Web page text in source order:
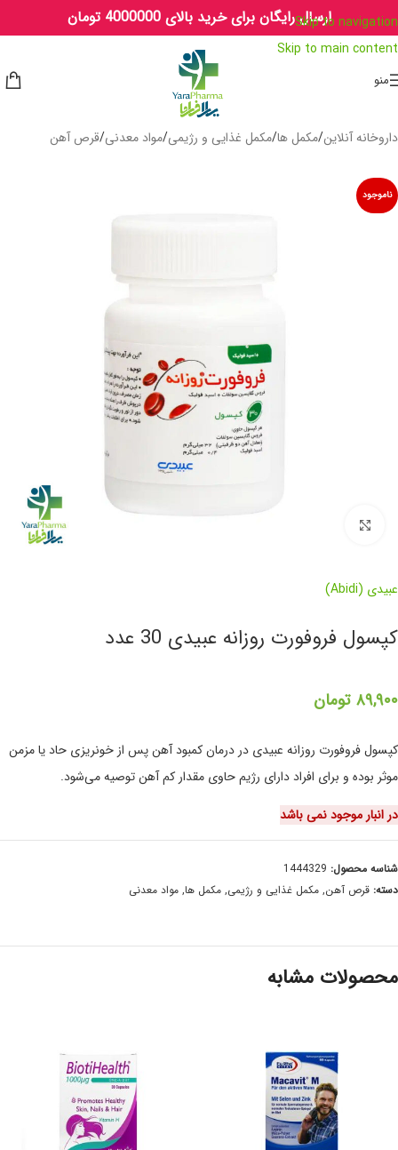
Skip to navigation
Skip to main content
ارسال رایگان برای خرید بالای 4000000 تومان
منو
داروخانه آنلاین/مکمل ها/مکمل غذایی و رژیمی/مواد معدنی/قرص آهن
ناموجود
عبیدی (Abidi)
کپسول فروفورت روزانه عبیدی 30 عدد
۸۹,۹۰۰ تومان
کپسول فروفورت روزانه عبیدی در درمان کمبود آهن پس از خونریزی حاد یا مزمن
موثر بوده و برای افراد دارای رژیم حاوی مقدار کم آهن توصیه می‌شود.
در انبار موجود نمی باشد
شناسه محصول: 1444329
دسته: قرص آهن, مکمل غذایی و رژیمی, مکمل ها, مواد معدنی
محصولات مشابه